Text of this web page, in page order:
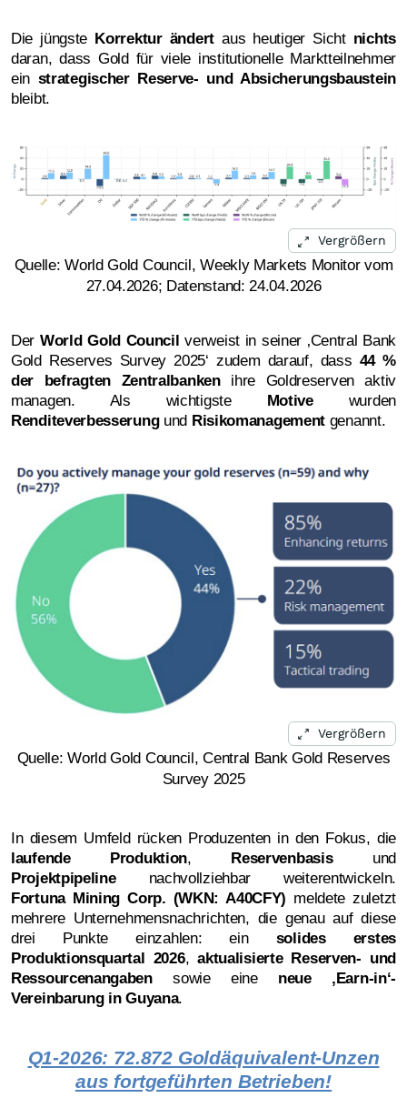
Die jüngste Korrektur ändertaus heutiger Sicht nichts
daran, dass Gold für viele institutionelle Marktteilnehmer
ein strategischer Reserve- und Absicherungsbaustein
bleibt.
Vergrößern
Quelle: World Gold Council, Weekly Markets Monitor vom
27.04.2026; Datenstand: 24.04.2026
Der World Gold Council verweist in seiner ‚Central Bank
Gold Reserves Survey 2025‘ zudem darauf, dass 44 %
der befragten Zentralbankenihre Goldreserven aktiv
managen. Als wichtigste Motive wurden
Renditeverbesserungund Risikomanagement genannt.
Vergrößern
Quelle: World Gold Council, Central Bank Gold Reserves
Survey 2025
In diesem Umfeld rücken Produzenten in den Fokus, die
laufende Produktion, Reservenbasisund
Projektpipelinenachvollziehbar weiterentwickeln.
Fortuna Mining Corp. (WKN: A40CFY) meldete zuletzt
mehrere Unternehmensnachrichten, die genau auf diese
drei Punkte einzahlen: ein solides erstes
Produktionsquartal 2026,aktualisierte Reserven- und
Ressourcenangabensowie eine neue ‚Earn-in‘-
Vereinbarung in Guyana.
Q1-2026: 72.872 Goldäquivalent-Unzen
aus fortgeführten Betrieben!